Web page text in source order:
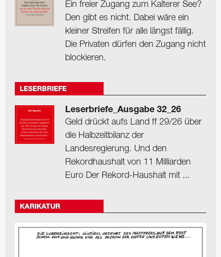
Ein freier Zugang zum Kalterer See?
Den gibt es nicht. Dabei wäre ein
kleiner Streifen für alle längst fällig.
Die Privaten dürfen den Zugang nicht
blockieren.
LESERBRIEFE
Leserbriefe_Ausgabe 32_26
Geld drückt aufs Land ff 29/26 über
die Halbzeitbilanz der
Landesregierung. Und den
Rekordhaushalt von 11 Milliarden
Euro Der Rekord-Haushalt mit ...
KARIKATUR